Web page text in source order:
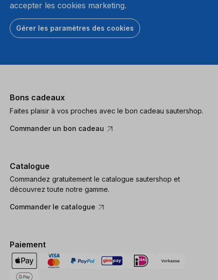
accepter les cookies marketing.
Gérer les paramètres des cookies
Bons cadeaux
Faites plaisir à vos proches avec le bon cadeau sautershop.
Commander un bon cadeau
Catalogue
Commandez gratuitement le catalogue sautershop et
découvrez toute notre gamme.
Commander le catalogue
Paiement